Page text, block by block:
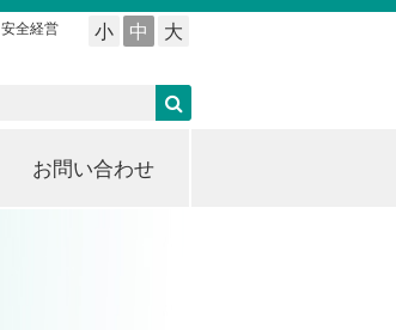
小 中 大
安全経営
お問い合わせ